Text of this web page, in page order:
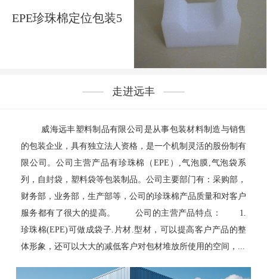
EPE珍珠棉定位包装5
走进远丰
威海远丰塑料制品有限公司是从事包装材料制造与销售
的包装企业，具有独立法人资格，是一个机制灵活的股份制有
限公司。公司主营产品有珍珠棉（EPE）,气泡膜,气泡袋系
列，自封袋，塑料袋等包装制品。公司主要部门有：采购部，
财务部，业务部，生产部等，公司的珍珠棉产品质量和对客户
服务都有了很大的提高。 公司的主营产品特点： 1.
珍珠棉(EPE)可做成袋子.片材.型材，可以提高客户产品的整
体形象，还可以大大的减低客户对包材堆放所使用的空间，...